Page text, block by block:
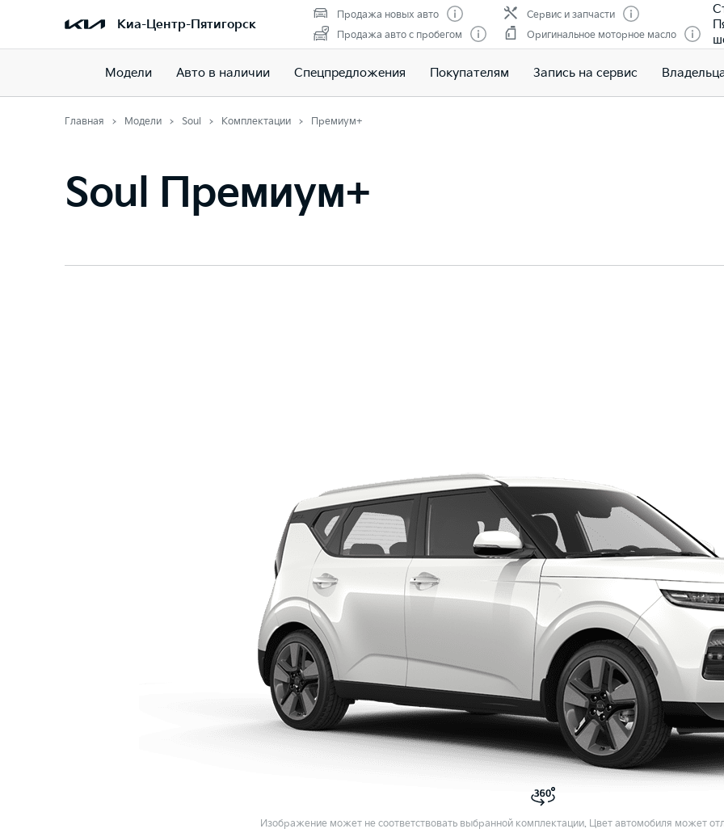
Киа-Центр-Пятигорск
Продажа новых авто
Продажа авто с пробегом
Сервис и запчасти
Оригинальное моторное масло
Модели Авто в наличии Спецпредложения Покупателям Запись на сервис
Главная Модели Soul Комплектации Премиум+
Soul Премиум+
Изображение может не соответствовать выбранной комплектации. Цвет автомобиля может